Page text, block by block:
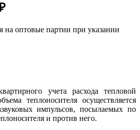
на оптовые партии при указании
учета расхода тепловой
теплоносителя осуществляется
импульсов, посылаемых по
и против него.